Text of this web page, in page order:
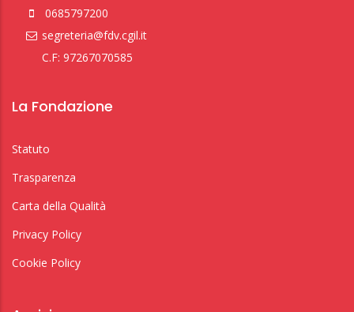
0685797200
segreteria@fdv.cgil.it
C.F: 97267070585
La Fondazione
Statuto
Trasparenza
Carta della Qualità
Privacy Policy
Cookie Policy